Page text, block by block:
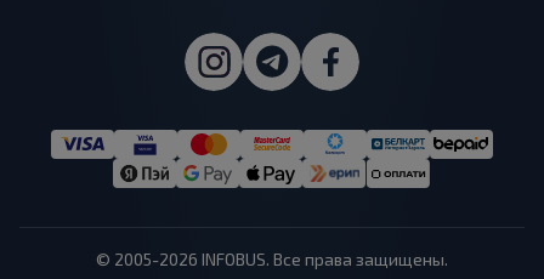
© 2005-2026 INFOBUS. Все права защищены.